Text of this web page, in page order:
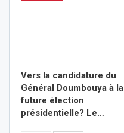
Vers la candidature du
Général Doumbouya à la
future élection
présidentielle? Le…